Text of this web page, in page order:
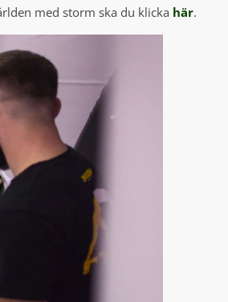
med storm ska du klicka här.